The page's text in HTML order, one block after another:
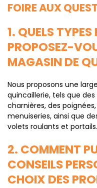
FOIRE AUX
1. QUELS
PROPOSEZ-
MAGASIN DE
Nous proposons une
quincaillerie, tels que
charnières, des
menuiseries, ainsi que
volets roulants et portails.
2. COMMENT
CONSEILS
CHOIX DES